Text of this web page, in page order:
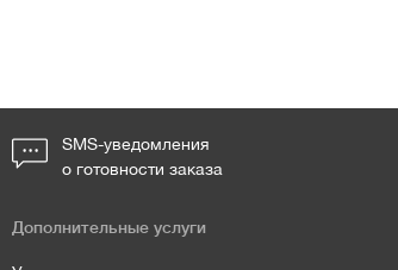
SMS-уведомления
о готовности заказа
Дополнительные услуги